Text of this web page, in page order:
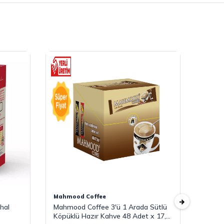
Mahmood Coffee
Mahmood Coffee 3'ü 1 Arada Sütlü
Köpüklü Hazır Kahve 48 Adet x 17,4